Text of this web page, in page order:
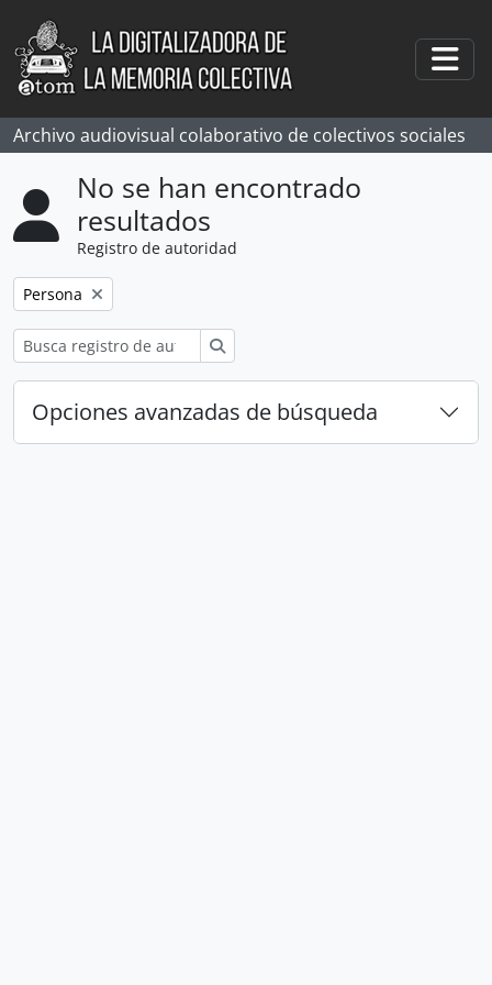
Skip to main content
Archivo audiovisual colaborativo de colectivos sociales
No se han encontrado
resultados
Registro de autoridad
Remove filter:
Persona
Opciones avanzadas de búsqueda